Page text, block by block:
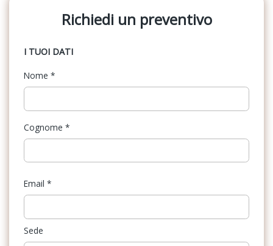
Richiedi un preventivo
I TUOI DATI
Nome *
Cognome *
Email *
Sede